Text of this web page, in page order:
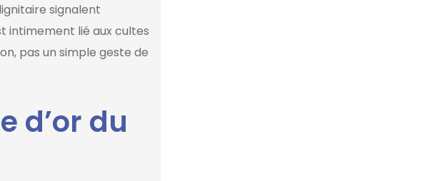
signalent
intimement lié aux cultes
pas un simple geste de
d’or du